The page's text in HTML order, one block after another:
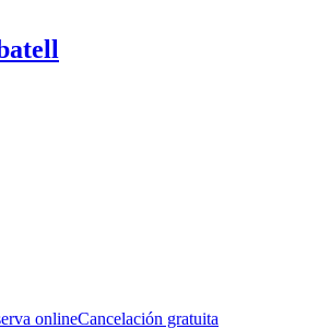
onlineCancelación gratuita